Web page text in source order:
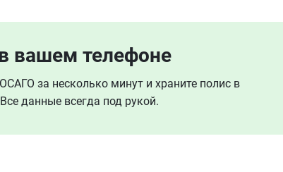
вашем телефоне
за несколько минут и храните полис в
данные всегда под рукой.